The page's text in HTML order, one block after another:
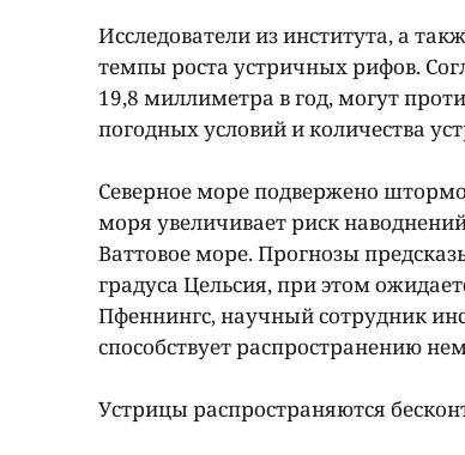
Исследователи из института, а
темпы роста устричных рифов.
19,8 миллиметра в год, могут
погодных условий и количества
Северное море подвержено
моря увеличивает риск
Ваттовое море. Прогнозы
градуса Цельсия, при этом
Пфеннингс, научный сотрудник
способствует распространению
Устрицы распространяются